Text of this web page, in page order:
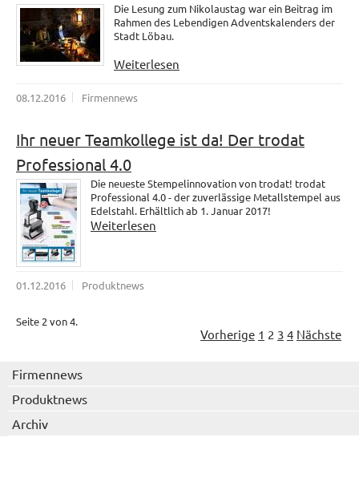
Die Lesung zum Nikolaustag war ein Beitrag im
Rahmen des Lebendigen Adventskalenders der
Stadt Löbau.
Weiterlesen
08.12.2016 Firmennews
Ihr neuer Teamkollege ist da! Der trodat
Professional 4.0
Die neueste Stempelinnovation von trodat! trodat
Professional 4.0 - der zuverlässige Metallstempel aus
Edelstahl. Erhältlich ab 1. Januar 2017!
Weiterlesen
01.12.2016 Produktnews
Seite 2 von 4.
Vorherige 1 2 3 4 Nächste
Firmennews
Produktnews
Archiv